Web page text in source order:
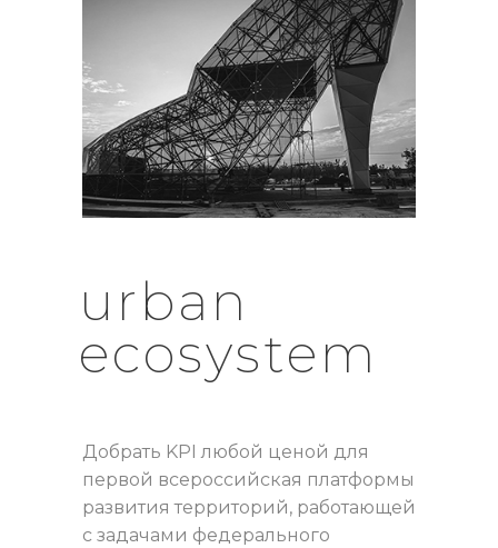
urban
ecosystem
Добрать KPI любой ценой для
первой всероссийская платформы
развития территорий, работающей
с задачами федерального